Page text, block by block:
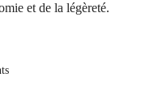
et de la légèreté.